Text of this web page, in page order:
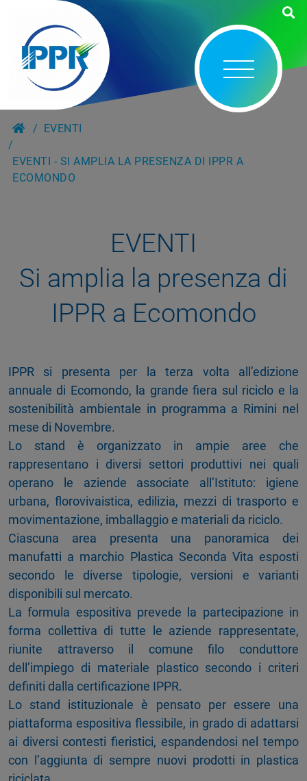
EVENTI
EVENTI - SI AMPLIA LA PRESENZA DI IPPR A
ECOMONDO
EVENTI
Si amplia la presenza di
IPPR a Ecomondo
IPPR si presenta per la terza volta all’edizione
annuale di Ecomondo, la grande fiera sul riciclo e la
sostenibilità ambientale in programma a Rimini nel
mese di Novembre.
Lo stand è organizzato in ampie aree che
rappresentano i diversi settori produttivi nei quali
operano le aziende associate all’Istituto: igiene
urbana, florovivaistica, edilizia, mezzi di trasporto e
movimentazione, imballaggio e materiali da riciclo.
Ciascuna area presenta una panoramica dei
manufatti a marchio Plastica Seconda Vita esposti
secondo le diverse tipologie, versioni e varianti
disponibili sul mercato.
La formula espositiva prevede la partecipazione in
forma collettiva di tutte le aziende rappresentate,
riunite attraverso il comune filo conduttore
dell’impiego di materiale plastico secondo i criteri
definiti dalla certificazione IPPR.
Lo stand istituzionale è pensato per essere una
piattaforma espositiva flessibile, in grado di adattarsi
ai diversi contesti fieristici, espandendosi nel tempo
con l’aggiunta di sempre nuovi prodotti in plastica